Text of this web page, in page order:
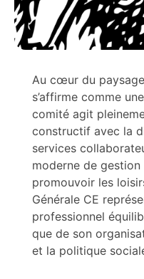
Au cœur du
s’affirme comme
comité agit
constructif avec la
services
moderne de
promouvoir les
Générale CE
professionnel
que de son
et la politique